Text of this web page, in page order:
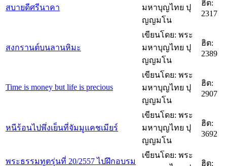
สบายดีศรีนาคา
มหาบุญไทย ปุ
ญญมโน
ฮิต:
2317
สงกรานต์บนลานหิมะ
เขียนโดย: พระ
มหาบุญไทย ปุ
ญญมโน
ฮิต:
2389
Time is money but life is precious
เขียนโดย: พระ
มหาบุญไทย ปุ
ญญมโน
ฮิต:
2907
หนีร้อนไปพึ่งเย็นที่จัมมูแคชเมียร์
เขียนโดย: พระ
มหาบุญไทย ปุ
ญญมโน
ฮิต:
3692
พระธรรมทูตรุ่นที่ 20/2557 ไปฝึกอบรม
เขียนโดย: พระ
ฮิต: